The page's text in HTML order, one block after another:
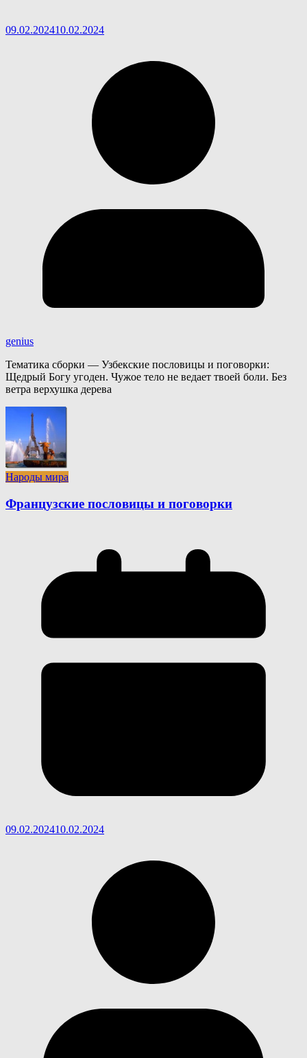
09.02.202410.02.2024
genius
Тематика сборки — Узбекские пословицы и поговорки:
Щедрый Богу угоден. Чужое тело не ведает твоей боли. Без
ветра верхушка дерева
Народы мира
Французские пословицы и поговорки
09.02.202410.02.2024